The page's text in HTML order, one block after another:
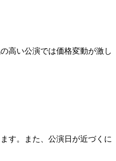
高い公演では価格変動が激し
す。また、公演日が近づくに